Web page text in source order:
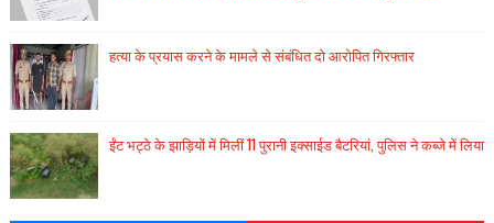
हत्या के प्रयास करने के मामले से संबंधित दो आरोपित गिरफ्तार
ईंट भट्ठे के झाड़ियों में मिलीं 11 पुरानी इक्साईड बैटरियां, पुलिस ने कब्जे में लिया